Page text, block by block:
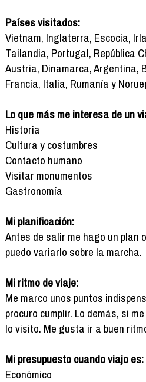
Países visitados:
Vietnam, Inglaterra, Escocia,
Tailandia, Portugal, República
Austria, Dinamarca, Argentina,
Francia, Italia, Rumanía y
Lo que más me interesa de un
Historia
Cultura y costumbres
Contacto humano
Visitar monumentos
Gastronomía
Mi planificación:
Antes de salir me hago un plan
puedo variarlo sobre la marcha.
Mi ritmo de viaje:
Me marco unos puntos
procuro cumplir. Lo demás, si
lo visito. Me gusta ir a buen
Mi presupuesto cuando viajo es:
Económico